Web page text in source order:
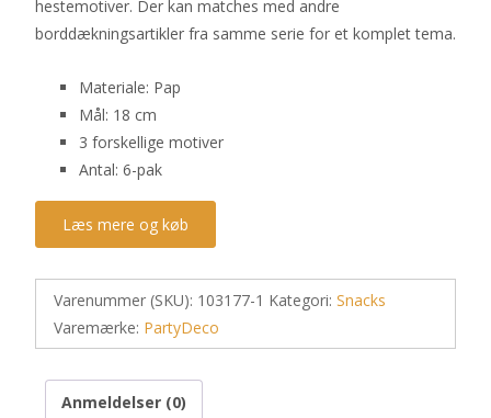
hestemotiver. Der kan matches med andre
borddækningsartikler fra samme serie for et komplet tema.
Materiale: Pap
Mål: 18 cm
3 forskellige motiver
Antal: 6-pak
Læs mere og køb
Varenummer (SKU): 103177-1 Kategori: Snacks
Varemærke: PartyDeco
Anmeldelser (0)